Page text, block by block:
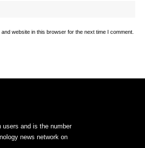
website in this browser for the next time I comment.
users and is the number
news network on